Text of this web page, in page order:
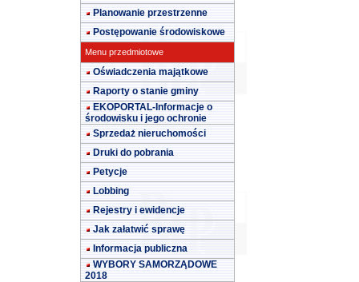
Planowanie przestrzenne
Postępowanie środowiskowe
Menu przedmiotowe
Oświadczenia majątkowe
Raporty o stanie gminy
EKOPORTAL-Informacje o
środowisku i jego ochronie
Sprzedaż nieruchomości
Druki do pobrania
Petycje
Lobbing
Rejestry i ewidencje
Jak załatwić sprawę
Informacja publiczna
WYBORY SAMORZĄDOWE
2018